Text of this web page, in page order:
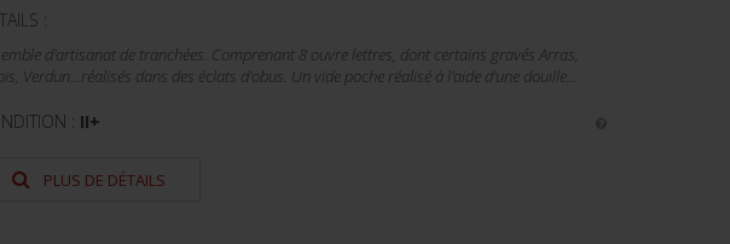
:
d'artisanat de tranchées. Comprenant 8 ouvre lettres, dont certains gravés Arras,
Verdun…réalisés dans des éclats d'obus. Un vide poche réalisé à l'aide d'une douille...
: II+
PLUS DE DÉTAILS